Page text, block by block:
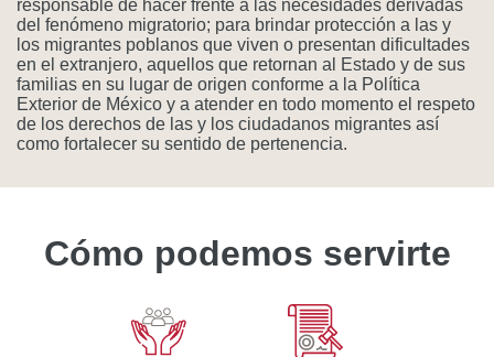
responsable de hacer frente a las necesidades derivadas
del fenómeno migratorio; para brindar protección a las y
los migrantes poblanos que viven o presentan dificultades
en el extranjero, aquellos que retornan al Estado y de sus
familias en su lugar de origen conforme a la Política
Exterior de México y a atender en todo momento el respeto
de los derechos de las y los ciudadanos migrantes así
como fortalecer su sentido de pertenencia.
Cómo podemos servirte